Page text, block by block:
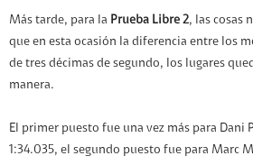
Más tarde, para la Prueba Libre 2, las cosas
que en esta ocasión la diferencia entre los
de tres décimas de segundo, los lugares
manera.
El primer puesto fue una vez más para Dani
1:34.035, el segundo puesto fue para Marc